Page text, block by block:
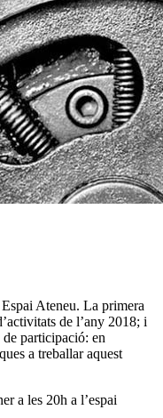
Ateneu. La primera
de l’any 2018; i
participació: en
a treballar aquest
a les 20h a l’espai